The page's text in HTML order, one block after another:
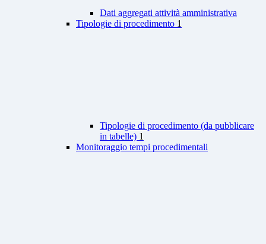
Dati aggregati attività amministrativa
Tipologie di procedimento 1
Tipologie di procedimento (da pubblicare
in tabelle) 1
Monitoraggio tempi procedimentali